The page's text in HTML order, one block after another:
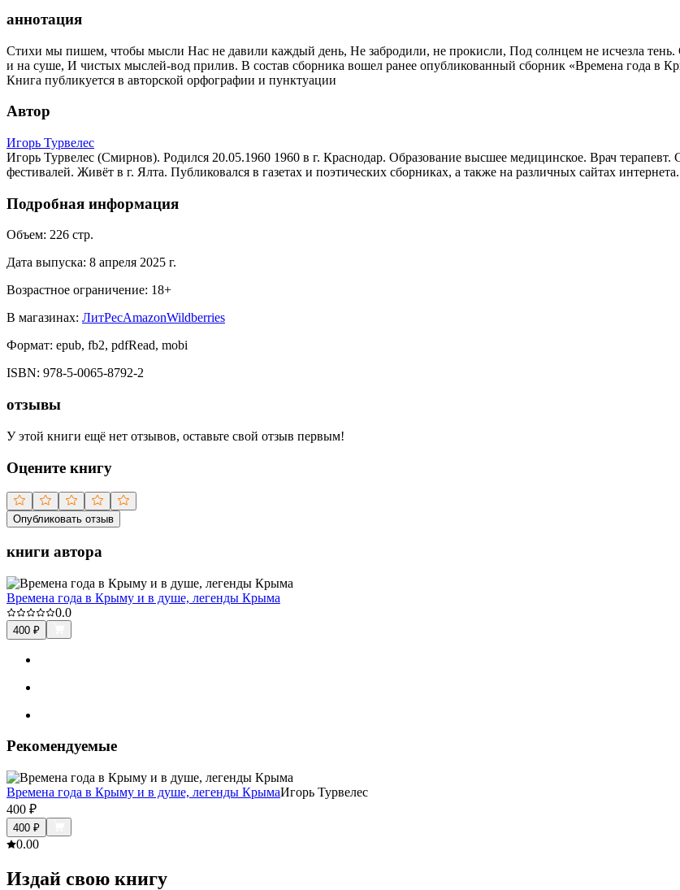
аннотация
Стихи мы пишем, чтобы мысли Нас не давили каждый день, Не забродили, не прокисли, Под солнцем не исчезла
и на суше, И чистых мыслей-вод прилив. В состав сборника вошел ранее опубликованный сборник «Времена года в
Книга публикуется в авторской орфографии и пунктуации
Автор
Игорь Турвелес
Игорь Турвелес (Смирнов). Родился 20.05.1960 1960 в г. Краснодар. Образование высшее медицинское. Врач
фестивалей. Живёт в г. Ялта. Публиковался в газетах и поэтических сборниках, а также на различных сайтах
Подробная информация
Объем: 226 стр.
Дата выпуска: 8 апреля 2025 г.
Возрастное ограничение: 18+
В магазинах: ЛитРесAmazonWildberries
Формат: epub, fb2, pdfRead, mobi
ISBN: 978-5-0065-8792-2
отзывы
У этой книги ещё нет отзывов, оставьте свой отзыв первым!
Оцените книгу
Опубликовать отзыв
книги автора
Времена года в Крыму и в душе, легенды Крыма
0.0
400 ₽
Рекомендуемые
Времена года в Крыму и в душе, легенды КрымаИгорь Турвелес
400 ₽
400 ₽
0.00
Издай свою книгу